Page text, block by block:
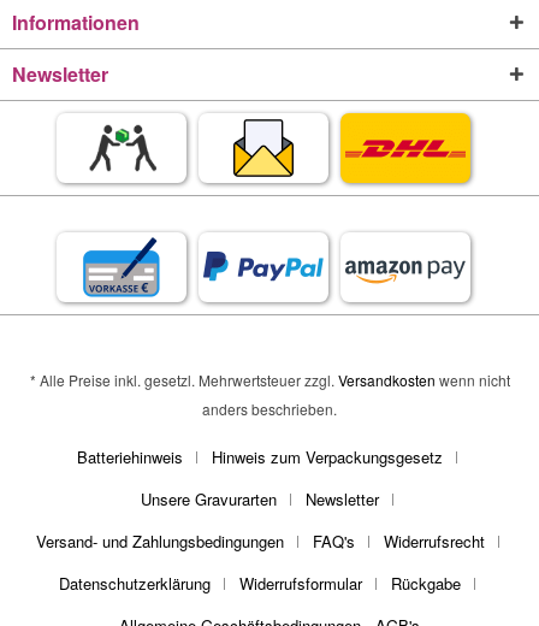
Informationen
Newsletter
* Alle Preise inkl. gesetzl. Mehrwertsteuer zzgl. Versandkosten wenn nicht
anders beschrieben.
Batteriehinweis
Hinweis zum Verpackungsgesetz
Unsere Gravurarten
Newsletter
Versand- und Zahlungsbedingungen
FAQ's
Widerrufsrecht
Datenschutzerklärung
Widerrufsformular
Rückgabe